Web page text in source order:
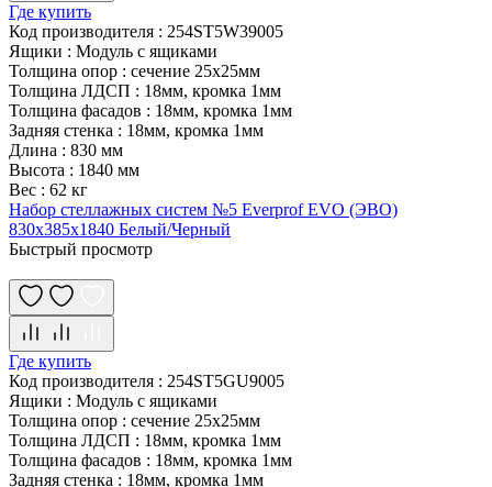
Где купить
Код производителя : 254ST5W39005
Ящики : Модуль с ящиками
Толщина опор : сечение 25х25мм
Толщина ЛДСП : 18мм, кромка 1мм
Толщина фасадов : 18мм, кромка 1мм
Задняя стенка : 18мм, кромка 1мм
Длина : 830 мм
Высота : 1840 мм
Вес : 62 кг
Набор стеллажных систем №5 Everprof EVO (ЭВО)
830x385x1840 Белый/Черный
Быстрый просмотр
Где купить
Код производителя : 254ST5GU9005
Ящики : Модуль с ящиками
Толщина опор : сечение 25х25мм
Толщина ЛДСП : 18мм, кромка 1мм
Толщина фасадов : 18мм, кромка 1мм
Задняя стенка : 18мм, кромка 1мм